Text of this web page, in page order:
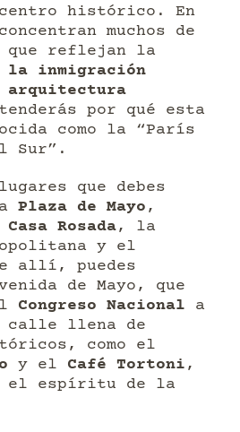
histórico. En
muchos de
reflejan la
inmigración
arquitectura
por qué esta
como la “París
Sur”.
que debes
Plaza de Mayo ,
Casa Rosada, la
y el
allí, puedes
de Mayo, que
Congreso Nacional a
calle llena de
como el
y el Café Tortoni ,
el espíritu de la